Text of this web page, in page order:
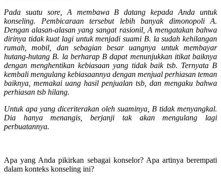
Pada suatu sore, A membawa B datang kepada Anda untuk
konseling. Pembicaraan tersebut lebih banyak dimonopoli A.
Dengan alasan-alasan yang sangat rasionil, A mengatakan bahwa
dirinya tidak kuat lagi untuk menjadi suami B. la sudah kehilangan
rumah, mobil, dan sebagian besar uangnya untuk membayar
hutang-hutang B. la berharap B dapat menunjukkan itikat baiknya
dengan menghentikan kebiasaan yang tidak baik tsb. Ternyata B
kembali mengulang kebiasaannya dengan menjual perhiasan teman
baiknya, memakai uang hasil penjualan tsb, dan mengaku bahwa
perhiasan tsb hilang.
Untuk apa yang diceriterakan oleh suaminya, B tidak menyangkal.
Dia hanya menangis, berjanji tak akan mengulang lagi
perbuatannya.
Apa yang Anda pikirkan sebagai konselor? Apa artinya berempati
dalam konteks konseling ini?